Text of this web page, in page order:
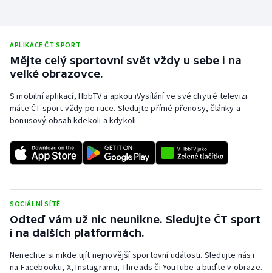
APLIKACE ČT SPORT
Mějte celý sportovní svět vždy u sebe i na
velké obrazovce.
S mobilní aplikací, HbbTV a apkou iVysílání ve své chytré televizi
máte ČT sport vždy po ruce. Sledujte přímé přenosy, články a
bonusový obsah kdekoli a kdykoli.
SOCIÁLNÍ SÍTĚ
Odteď vám už nic neunikne. Sledujte ČT sport
i na dalších platformách.
Nenechte si nikde ujít nejnovější sportovní události. Sledujte nás i
na Facebooku, X, Instagramu, Threads či YouTube a buďte v obraze.